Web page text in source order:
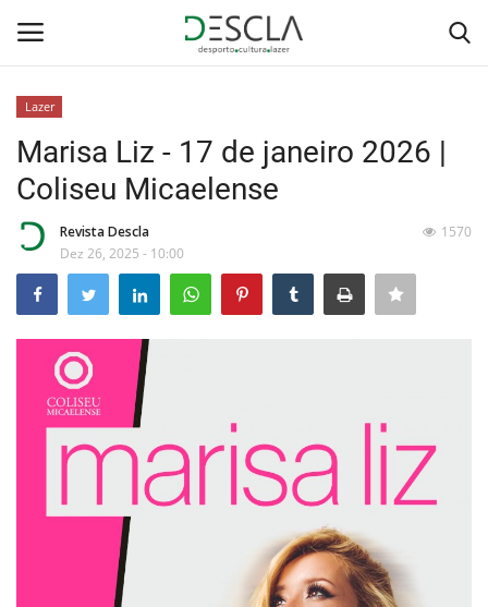
Home
...by Descla
Desporto
Contactos
Sobre Nós
Estatuto Editorial
Lazer
Marisa Liz - 17 de janeiro 2026 |
Coliseu Micaelense
Revista Descla
Dez 26, 2025 - 10:00
1570